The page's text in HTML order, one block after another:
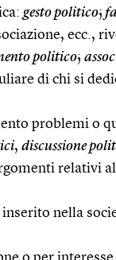
gesto politico;
ecc.,
politico;
di chi si
problemi o
, discussione
relativi
nella